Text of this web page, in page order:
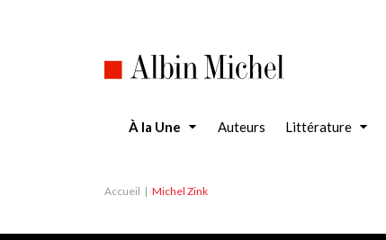
À la Une Auteurs Littérature
Accueil Michel Zink